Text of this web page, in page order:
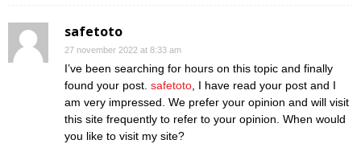
safetoto
27 november 2022 at 8:33 am
I’ve been searching for hours on this topic and finally
found your post. safetoto , I have read your post and I
am very impressed. We prefer your opinion and will visit
this site frequently to refer to your opinion. When would
you like to visit my site?